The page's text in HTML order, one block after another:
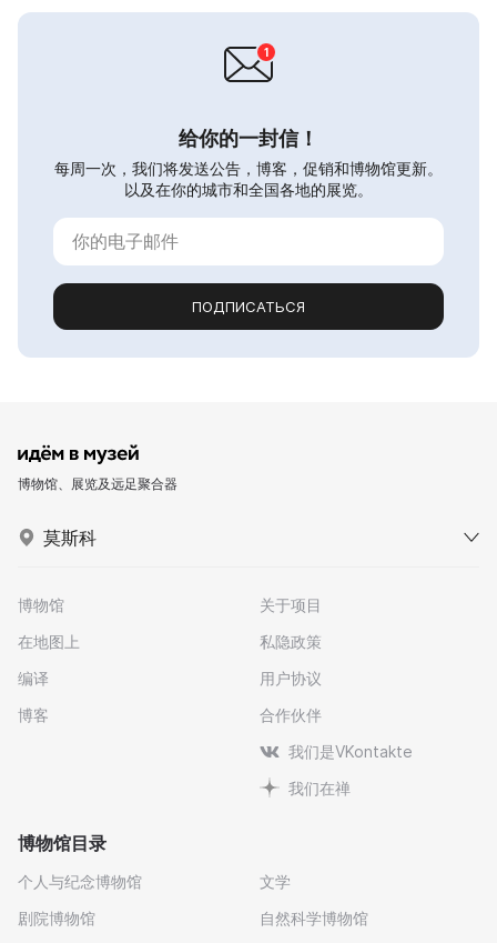
给你的一封信！
每周一次，我们将发送公告，博客，促销和博物馆更新。
以及在你的城市和全国各地的展览。
ПОДПИСАТЬСЯ
博物馆、展览及远足聚合器
莫斯科
博物馆
在地图上
编译
博客
关于项目
私隐政策
用户协议
合作伙伴
我们是VKontakte
我们在禅
博物馆目录
个人与纪念博物馆
剧院博物馆
文学
自然科学博物馆